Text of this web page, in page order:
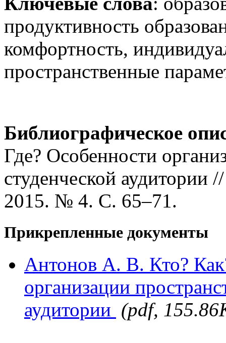
продуктивность
комфортность,
пространственные
Библиографическое
Где? Особенности
студенческой аудитории
2015. № 4. С. 65–71.
Прикрепленные документы
Антонов А. В. Кто?
организации
аудитории (pdf,